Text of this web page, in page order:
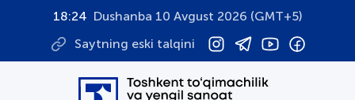
18:24 Dushanba 10 Avgust 2026 (GMT+5)
Saytning eski talqini